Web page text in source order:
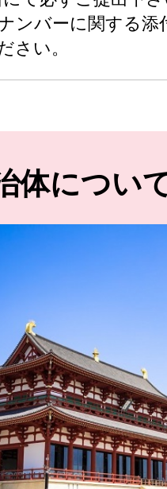
ンバーに関する添
さい。
体につい